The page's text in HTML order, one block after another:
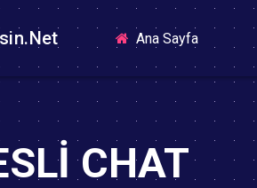
Ana Sayfa(current)
CHAT